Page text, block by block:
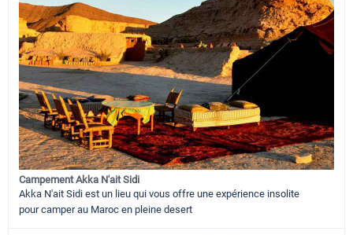
Campement Akka N'ait Sidi
Akka N'ait Sidi est un lieu qui vous offre une expérience insolite
pour camper au Maroc en pleine desert